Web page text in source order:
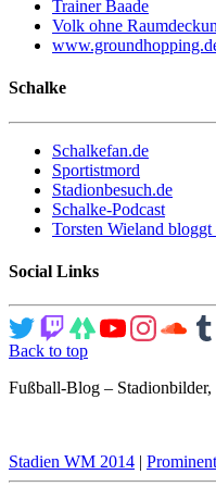
Trainer Baade
Volk ohne
Schalke
Schalkefan.de
Sportistmord
Stadionbesuch.de
Schalke-Podcast
Torsten Wieland
Social Links
Back to top
Fußball-Blog –
Stadien WM 2014 |